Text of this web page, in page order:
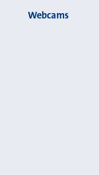
Webcams